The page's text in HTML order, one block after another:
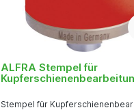
ALFRA Stempel für
Stempel für